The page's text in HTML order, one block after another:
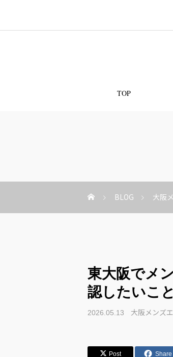
TOP
BLOG 大阪
東大阪でメ
認したいこと
2026.05.13 大阪メンズ
Post Share